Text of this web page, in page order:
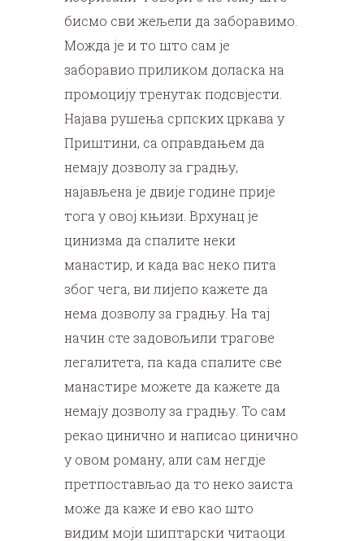
бисмо сви жељели да заборавимо.
Можда је и то што сам је
заборавио приликом доласка на
промоцију тренутак подсвјести.
Најава рушења српских цркава у
Приштини, са оправдањем да
немају дозволу за градњу,
најављена је двије године прије
тога у овој књизи. Врхунац је
цинизма да спалите неки
манастир, и када вас неко пита
због чега, ви лијепо кажете да
нема дозволу за градњу. На тај
начин сте задовољили трагове
легалитета, па када спалите све
манастире можете да кажете да
немају дозволу за градњу. То сам
рекао цинично и написао цинично
у овом роману, али сам негдје
претпостављао да то неко заиста
може да каже и ево као што
видим моји шиптарски читаоци